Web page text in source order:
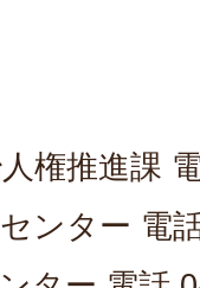
権推進課
ンター 電